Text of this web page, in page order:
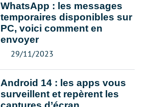
WhatsApp : les messages
temporaires disponibles sur
PC, voici comment en
envoyer
29/11/2023
Android 14 : les apps vous
surveillent et repèrent les